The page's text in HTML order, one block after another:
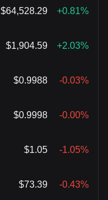
$64,528.29 +0.81%
$1,904.59 +2.03%
$0.9988 -0.03%
$0.9998 -0.00%
$1.05 -1.05%
$73.39 -0.43%